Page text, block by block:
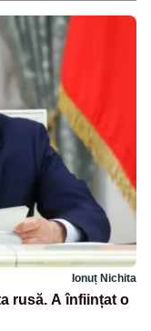
Ionuț Nichita
rusă. A înființat o